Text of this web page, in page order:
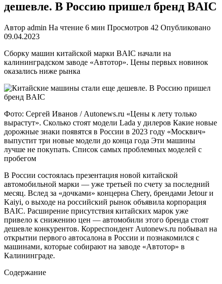
дешевле. В Россию пришел бренд BAIC
Автор admin На чтение 6 мин Просмотров 42 Опубликовано
09.04.2023
Сборку машин китайской марки BAIC начали на
калининградском заводе «Автотор». Цены первых новинок
оказались ниже рынка
Фото: Сергей Иванов / Autonews.ru «Цены к лету только
вырастут». Сколько стоят модели Lada у дилеров Какие новые
дорожные знаки появятся в России в 2023 году «Москвич»
выпустит три новые модели до конца года Эти машины
лучше не покупать. Список самых проблемных моделей с
пробегом
В России состоялась презентация новой китайской
автомобильной марки — уже третьей по счету за последний
месяц. Вслед за «дочками» концерна Chery, брендами Jetour и
Kaiyi, о выходе на российский рынок объявила корпорация
BAIC. Расширение присутствия китайских марок уже
привело к снижению цен — автомобили этого бренда стоят
дешевле конкурентов. Корреспондент Autonews.ru побывал на
открытии первого автосалона в России и познакомился с
машинами, которые собирают на заводе «Автотор» в
Калининграде.
Содержание